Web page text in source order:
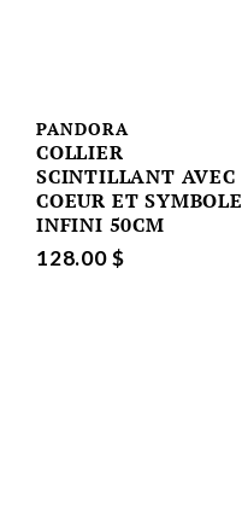
PANDORA
COLLIER
SCINTILLANT AVEC
COEUR ET SYMBOLE
INFINI 50CM
128.00 $